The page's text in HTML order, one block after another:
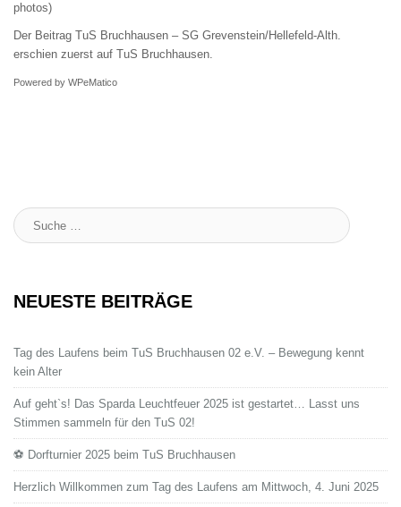
photos)
Der Beitrag TuS Bruchhausen – SG Grevenstein/Hellefeld-Alth.
erschien zuerst auf TuS Bruchhausen.
Powered by WPeMatico
Suche
:
NEUESTE BEITRÄGE
Tag des Laufens beim TuS Bruchhausen 02 e.V. – Bewegung kennt
kein Alter
Auf geht`s! Das Sparda Leuchtfeuer 2025 ist gestartet… Lasst uns
Stimmen sammeln für den TuS 02!
⚽ Dorfturnier 2025 beim TuS Bruchhausen
Herzlich Willkommen zum Tag des Laufens am Mittwoch, 4. Juni 2025